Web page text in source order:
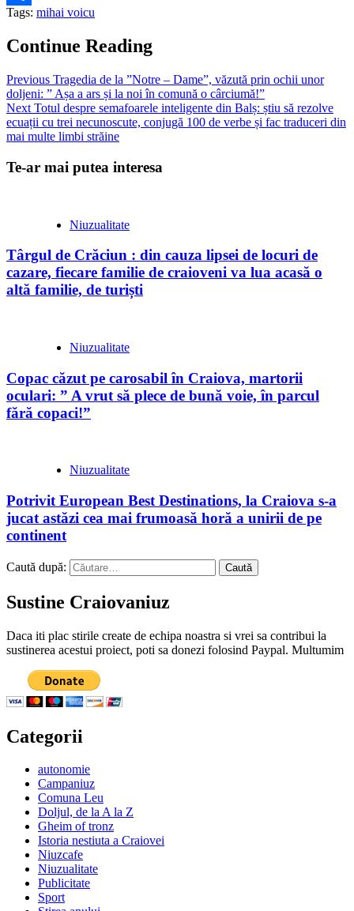
Partajează
Tags: mihai voicu
Continue Reading
Previous Tragedia de la ”Notre – Dame”, văzută prin ochii unor
doljeni: ” Așa a ars și la noi în comună o cârciumă!”
Next Totul despre semafoarele inteligente din Balș: știu să rezolve
ecuații cu trei necunoscute, conjugă 100 de verbe și fac traduceri din
mai multe limbi străine
Te-ar mai putea interesa
Niuzualitate
Târgul de Crăciun : din cauza lipsei de locuri de
cazare, fiecare familie de craioveni va lua acasă o
altă familie, de turiști
Niuzualitate
Copac căzut pe carosabil în Craiova, martorii
oculari: ” A vrut să plece de bună voie, în parcul
fără copaci!”
Niuzualitate
Potrivit European Best Destinations, la Craiova s-a
jucat astăzi cea mai frumoasă horă a unirii de pe
continent
Caută după:
Sustine Craiovaniuz
Daca iti plac stirile create de echipa noastra si vrei sa contribui la
sustinerea acestui proiect, poti sa donezi folosind Paypal. Multumim
Categorii
autonomie
Campaniuz
Comuna Leu
Doljul, de la A la Z
Gheim of tronz
Istoria nestiuta a Craiovei
Niuzcafe
Niuzualitate
Publicitate
Sport